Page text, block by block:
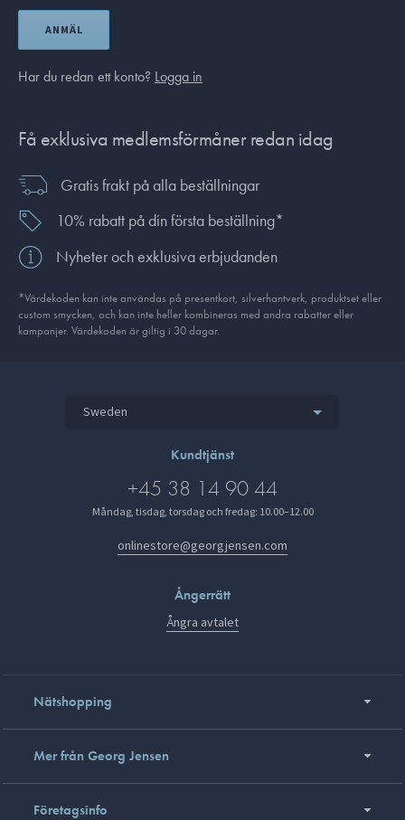
ANMÄL
Har du redan ett konto? Logga in
Få exklusiva medlemsförmåner redan idag
Gratis frakt på alla beställningar
10% rabatt på din första beställning*
Nyheter och exklusiva erbjudanden
*Värdekoden kan inte användas på presentkort, silverhantverk, produkt­set eller
custom smycken, och kan inte heller kombineras med andra rabatter eller
kampanjer. Värdekoden är giltig i 30 dagar.
Sweden
Kundtjänst
+45 38 14 90 44
Måndag, tisdag, torsdag och fredag: 10.00–12.00
onlinestore@georgjensen.com
Ångerrätt
Ångra avtalet
Nätshopping
Mer från Georg Jensen
Företagsinfo